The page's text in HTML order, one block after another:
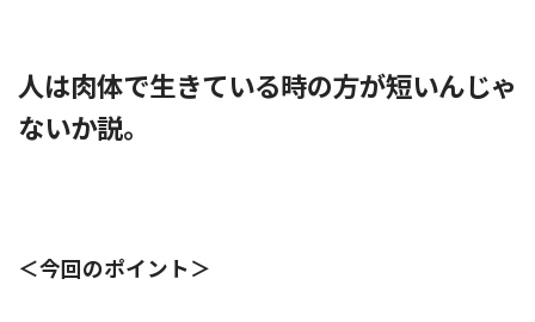
人は肉体で生きている時の方が短いんじゃ
ないか説。
＜今回のポイント＞